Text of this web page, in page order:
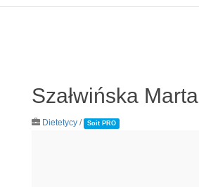
Szałwińska Marta
Dietetycy/ Soit PRO